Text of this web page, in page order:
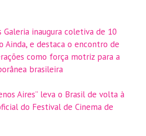
Galeria inaugura coletiva de 10
Ainda, e destaca o encontro de
como força motriz para a
brasileira
Aires” leva o Brasil de volta à
do Festival de Cinema de